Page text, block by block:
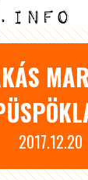
2017.12.20